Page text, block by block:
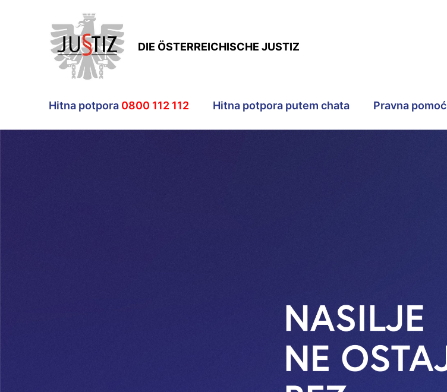
DIE ÖSTERREICHISCHE JUSTIZ
Hitna potpora 0800 112 112 Hitna potpora putem chata Pravna pomoć